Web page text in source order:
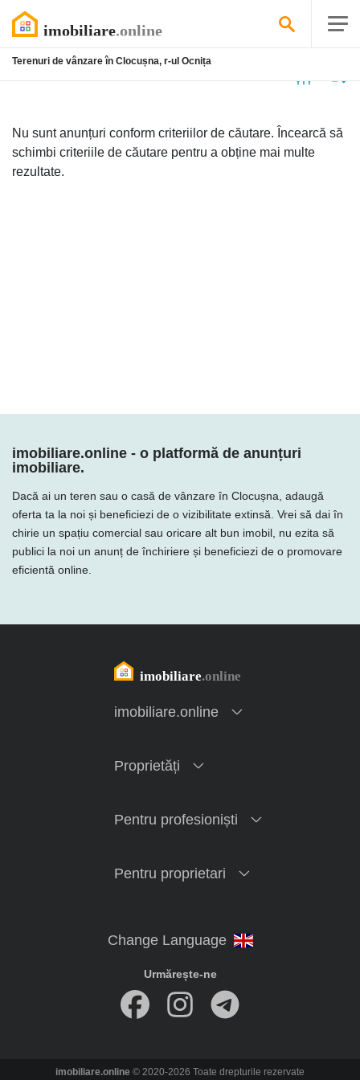
Terenuri de vânzare în Clocușna, r-ul Ocnița
Nu sunt anunțuri conform criteriilor de căutare. Încearcă să
schimbi criteriile de căutare pentru a obține mai multe
rezultate.
imobiliare.online - o platformă de anunțuri
imobiliare.
Dacă ai un teren sau o casă de vânzare în Clocușna, adaugă
oferta ta la noi și beneficiezi de o vizibilitate extinsă. Vrei să dai în
chirie un spațiu comercial sau oricare alt bun imobil, nu ezita să
publici la noi un anunț de închiriere și beneficiezi de o promovare
eficientă online.
imobiliare.online
Proprietăți
Pentru profesioniști
Pentru proprietari
Urmărește-ne
imobiliare.online © 2020-2026 Toate drepturile rezervate